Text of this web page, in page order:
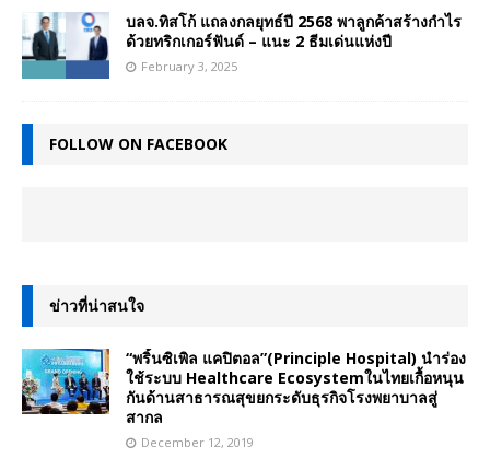
บลจ.ทิสโก้ แถลงกลยุทธ์ปี 2568 พาลูกค้าสร้างกำไร
ด้วยทริกเกอร์ฟันด์ – แนะ 2 ธีมเด่นแห่งปี
February 3, 2025
FOLLOW ON FACEBOOK
ข่าวที่น่าสนใจ
“พริ้นซิเพิล แคปิตอล”(Principle Hospital) นำร่อง
ใช้ระบบ Healthcare Ecosystemในไทยเกื้อหนุน
กันด้านสาธารณสุขยกระดับธุรกิจโรงพยาบาลสู่
สากล
December 12, 2019